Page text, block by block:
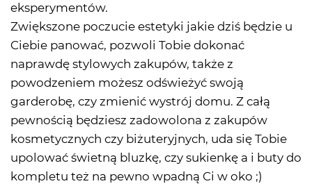
eksperymentów.
Zwiększone poczucie estetyki jakie dziś będzie u
Ciebie panować, pozwoli Tobie dokonać
naprawdę stylowych zakupów, także z
powodzeniem możesz odświeżyć swoją
garderobę, czy zmienić wystrój domu. Z całą
pewnością będziesz zadowolona z zakupów
kosmetycznych czy biżuteryjnych, uda się Tobie
upolować świetną bluzkę, czy sukienkę a i buty do
kompletu też na pewno wpadną Ci w oko ;)